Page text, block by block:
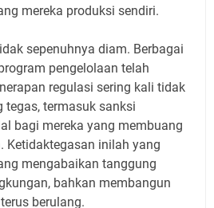
mereka produksi sendiri.
sepenuhnya diam. Berbagai
pengelolaan telah
regulasi sering kali tidak
termasuk sanksi
bagi mereka yang membuang
Ketidaktegasan inilah yang
mengabaikan tanggung
bahkan membangun
berulang.